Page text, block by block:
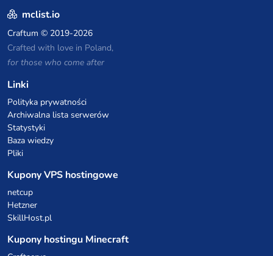
mclist.io
Craftum © 2019-2026
Crafted with love in Poland,
for those who come after
Linki
Polityka prywatności
Archiwalna lista serwerów
Statystyki
Baza wiedzy
Pliki
Kupony VPS hostingowe
netcup
Hetzner
SkillHost.pl
Kupony hostingu Minecraft